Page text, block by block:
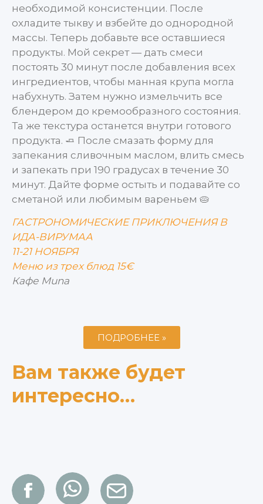
необходимой консистенции. После
охладите тыкву и взбейте до однородной
массы. Теперь добавьте все оставшиеся
продукты. Мой секрет — дать смеси
постоять 30 минут после добавления всех
ингредиентов, чтобы манная крупа могла
набухнуть. Затем нужно измельчить все
блендером до кремообразного состояния.
Та же текстура останется внутри готового
продукта. 🧈 После смазать форму для
запекания сливочным маслом, влить смесь
и запекать при 190 градусах в течение 30
минут. Дайте форме остыть и подавайте со
сметаной или любимым вареньем 🥧
ГАСТРОНОМИЧЕСКИЕ ПРИКЛЮЧЕНИЯ В
ИДА-ВИРУМАА
11-21 НОЯБРЯ
Меню из трех блюд 15€
Кафе Muna
ПОДРОБНЕЕ »
Вам также будет
интересно…